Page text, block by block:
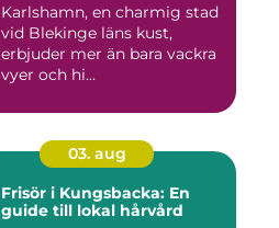
Karlshamn, en charmig stad
vid Blekinge läns kust,
erbjuder mer än bara vackra
vyer och hi...
03. aug
Frisör i Kungsbacka: En
guide till lokal hårvård